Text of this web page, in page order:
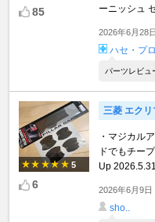
85
ーニッシュ
2026年6月28日
ハセ・プロ
パーツレビュ
5
6
三菱 エク
・マジカル
ドでもチー
Up
2026年6月9日
sho..